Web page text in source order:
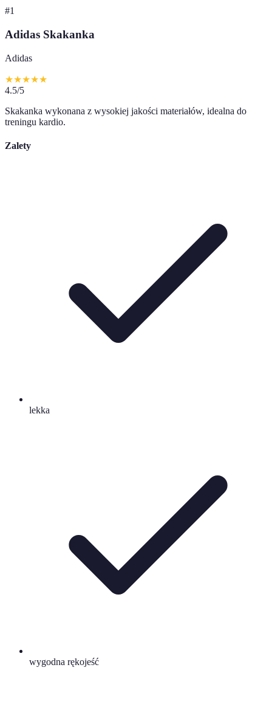
#1
Adidas Skakanka
Adidas
★★★★★
4.5/5
Skakanka wykonana z wysokiej jakości materiałów, idealna do
treningu kardio.
Zalety
lekka
wygodna rękojeść